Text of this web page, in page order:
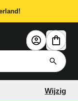
Wijzig